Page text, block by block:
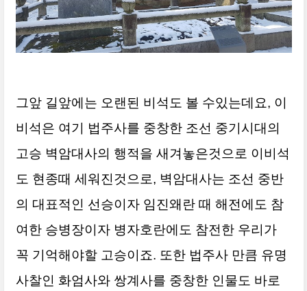
그앞 길앞에는 오랜된 비석도 볼 수있는데요, 이
비석은 여기 법주사를 중창한 조선 중기시대의
고승 벽암대사의 행적을 새겨놓은것으로 이비석
도 현종때 세워진것으로, 벽암대사는 조선 중반
의 대표적인 선승이자 임진왜란 때 해전에도 참
여한 승병장이자 병자호란에도 참전한 우리가
꼭 기억해야할 고승이죠. 또한 법주사 만큼 유명
사찰인 화엄사와 쌍계사를 중창한 인물도 바로